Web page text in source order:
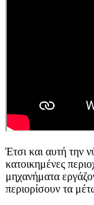
Έτσι και αυτή την
κατοικημένες
μηχανήματα
περιορίσουν τα